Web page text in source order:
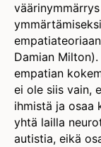
Damian
empatian
ei ole siis vain,
ihmistä ja osaa
yhtä lailla
autistia, eikä